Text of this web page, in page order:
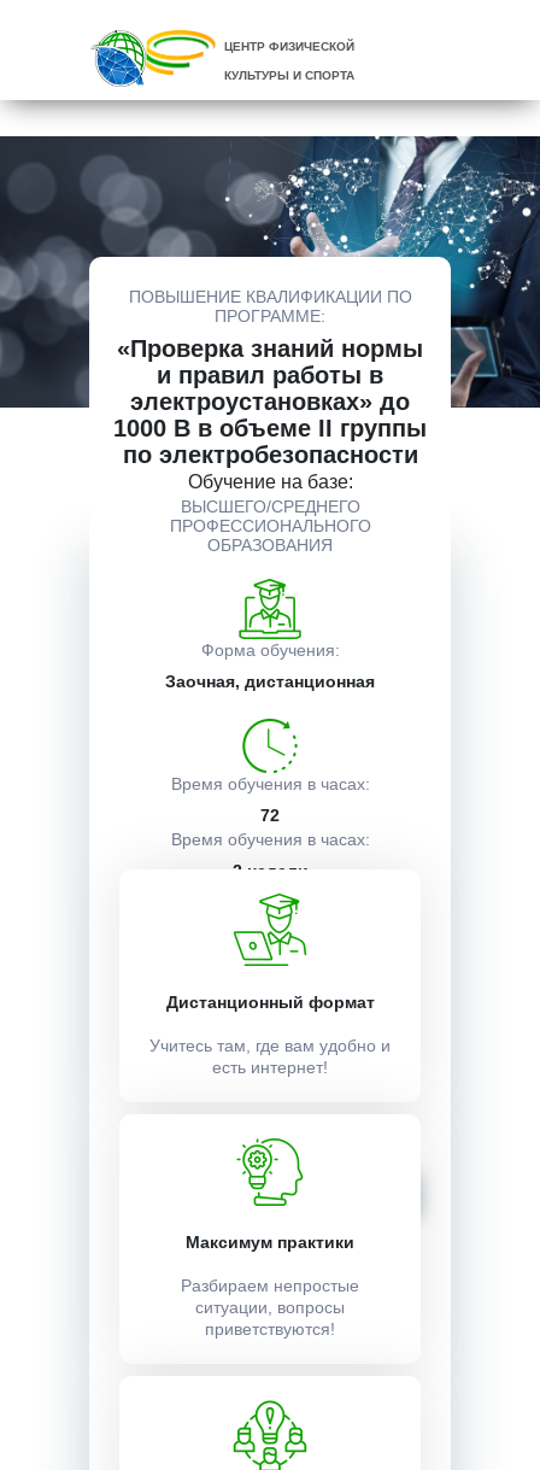
ЦЕНТР ФИЗИЧЕСКОЙ
КУЛЬТУРЫ И СПОРТА
ПОВЫШЕНИЕ КВАЛИФИКАЦИИ ПО
ПРОГРАММЕ:
«Проверка знаний нормы
и правил работы в
электроустановках» до
1000 В в объеме II группы
по электробезопасности
Обучение на базе:
ВЫСШЕГО/СРЕДНЕГО
ПРОФЕССИОНАЛЬНОГО
ОБРАЗОВАНИЯ
Форма обучения:
Заочная, дистанционная
Время обучения в часах:
72
Время обучения в часах:
2 недели
Получить
Записаться
Описание курса
Получаемые документы
Условия поступления
Дистанционный формат
Учитесь там, где вам удобно и
есть интернет!
Максимум практики
Разбираем непростые
ситуации, вопросы
приветствуются!